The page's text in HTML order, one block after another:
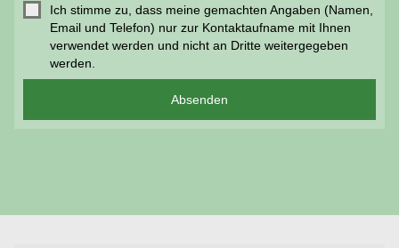
Ich stimme zu, dass meine gemachten Angaben (Namen,
Email und Telefon) nur zur Kontaktaufname mit Ihnen
verwendet werden und nicht an Dritte weitergegeben
werden.
Absenden